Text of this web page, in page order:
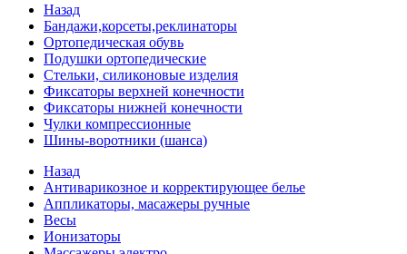
Назад
Бандажи,корсеты,реклинаторы
Ортопедическая обувь
Подушки ортопедические
Стельки, силиконовые изделия
Фиксаторы верхней конечности
Фиксаторы нижней конечности
Чулки компрессионные
Шины-воротники (шанса)
Назад
Антиварикозное и корректирующее белье
Аппликаторы, масажеры ручные
Весы
Ионизаторы